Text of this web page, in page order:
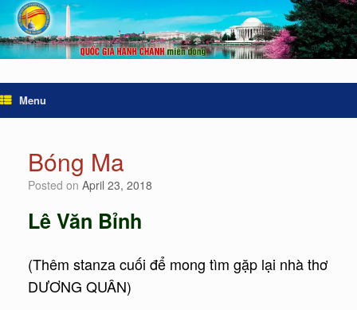
Menu
Bóng Ma
Posted on April 23, 2018
Lê Văn Bỉnh
(Thêm stanza cuối để mong tìm gặp lại nhà thơ
DƯƠNG QUÂN)